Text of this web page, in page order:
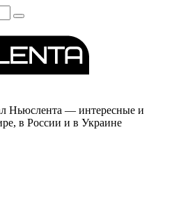
Ньюслента — интересные и
в России и в Украине